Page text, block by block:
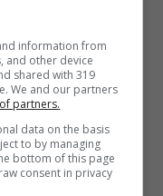
forma.
social, al
è stato
spettacolo
vicinanza e
information from
and other device
shared with 319
We and our partners
partners.
data on the basis
to by managing
bottom of this page
consent in privacy